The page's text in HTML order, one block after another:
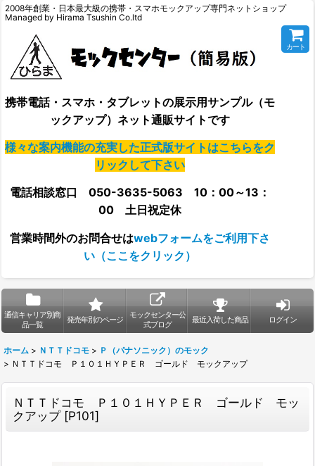
2008年創業・日本最大級の携帯・スマホモックアップ専門ネットショップ
Managed by Hirama Tsushin Co.ltd
携帯電話・スマホ・タブレットの展示用サンプル（モ
ックアップ）ネット通販サイトです
様々な案内機能の充実した正式版サイトはこちらをク
リックして下さい
電話相談窓口 050-3635-5063 10：00～13：
00 土日祝定休
営業時間外のお問合せはwebフォームをご利用下さ
い（ここをクリック）
カート
通信キャリア別商
品一覧
発売年別のページ
モックセンター公
式ブログ
最近入荷した商品 ログイン
ホーム > ＮＴＴドコモ > Ｐ（パナソニック）のモック
> ＮＴＴドコモ Ｐ１０１ＨＹＰＥＲ ゴールド モックアップ
ＮＴＴドコモ Ｐ１０１ＨＹＰＥＲ ゴールド モッ
クアップ [P101]